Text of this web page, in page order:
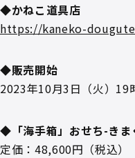
◆かねこ道具店
https://kaneko-
◆販売開始
2023年10月3日（火）19
◆「海手箱」おせち-きま
定価：48,600円（税込）